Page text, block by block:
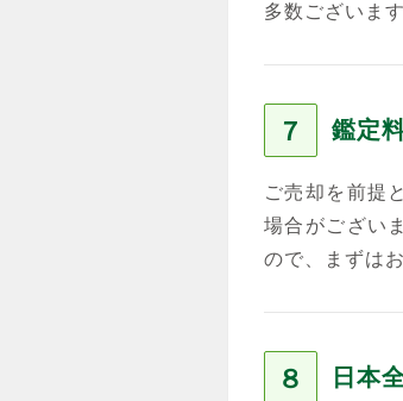
多数ございま
７ 鑑定
ご売却を前提
場合がござい
ので、まずは
８ 日本